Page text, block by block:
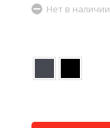
Нет в наличии